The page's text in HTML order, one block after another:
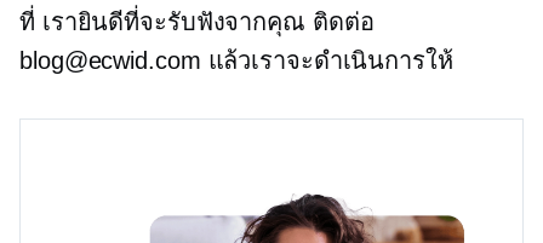
ที่ เรายินดีที่จะรับฟังจากคุณ ติดต่อ
blog@ecwid.com แล้วเราจะดำเนินการให้